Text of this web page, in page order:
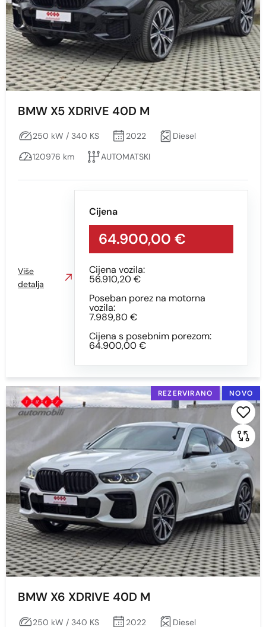
BMW X5 XDRIVE 40D M
250 kW / 340 KS 2022
Diesel
120976 km
AUTOMATSKI
Cijena
64.900,00 €
Cijena vozila:
56.910,20 €
Poseban porez na motorna
vozila:
7.989,80 €
Cijena s posebnim porezom:
64.900,00 €
Više
detalja
REZERVIRANO NOVO
BMW X6 XDRIVE 40D M
250 kW / 340 KS 2022
Diesel